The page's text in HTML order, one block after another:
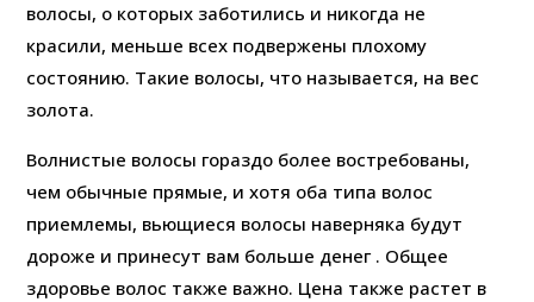
волосы, о которых заботились и никогда не
красили, меньше всех подвержены плохому
состоянию. Такие волосы, что называется, на вес
золота.
Волнистые волосы гораздо более востребованы,
чем обычные прямые, и хотя оба типа волос
приемлемы, вьющиеся волосы наверняка будут
дороже и принесут вам больше денег . Общее
здоровье волос также важно. Цена также растет в